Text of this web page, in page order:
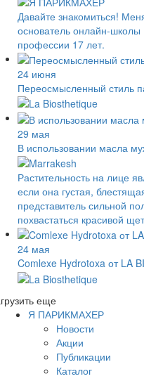
Давайте знакомиться!
основатель онлайн-школы
профессии 17 лет.
24 июня
Переосмысленный стиль
29 мая
В использовании масла
Растительность на лице
если она густая,
представитель сильной
похвастаться красивой
24 мая
Comlexe Hydrotoxa от LA
еще
Я ПАРИКМАХЕР
Новости
Акции
Публикации
Каталог